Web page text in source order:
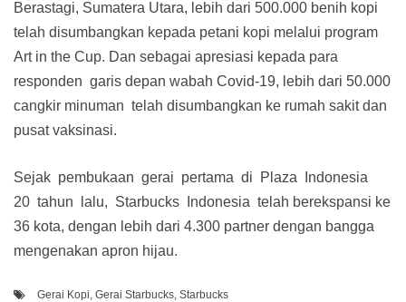
Berastagi, Sumatera Utara, lebih dari 500.000 benih kopi
telah disumbangkan kepada petani kopi melalui program
Art in the Cup. Dan sebagai apresiasi kepada para
responden garis depan wabah Covid-19, lebih dari 50.000
cangkir minuman telah disumbangkan ke rumah sakit dan
pusat vaksinasi.
Sejak pembukaan gerai pertama di Plaza Indonesia
20 tahun lalu, Starbucks Indonesia telah berekspansi ke
36 kota, dengan lebih dari 4.300 partner dengan bangga
mengenakan apron hijau.
Gerai Kopi Gerai Starbucks Starbucks